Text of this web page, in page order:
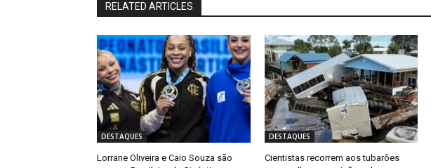
RELATED ARTICLES
DESTAQUES
Lorrane Oliveira e Caio Souza são
DESTAQUES
Cientistas recorrem aos tubarões